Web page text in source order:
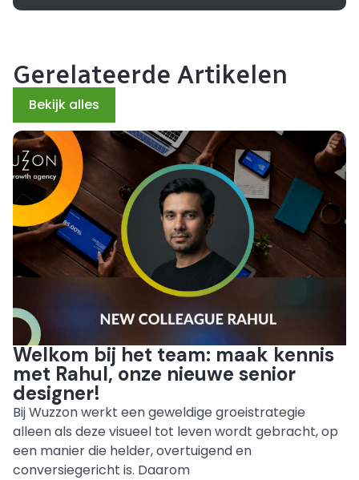
Gerelateerde Artikelen
Bekijk alles
Welkom bij het team: maak kennis
met Rahul, onze nieuwe senior
designer!
Bij Wuzzon werkt een geweldige groeistrategie
alleen als deze visueel tot leven wordt gebracht, op
een manier die helder, overtuigend en
conversiegericht is. Daarom